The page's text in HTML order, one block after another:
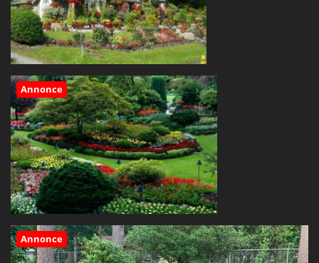
Annonce
Annonce